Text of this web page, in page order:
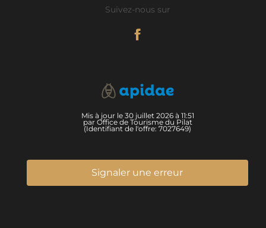
Suivez-nous sur
Mis à jour le 30 juillet 2026 à 11:51
par Office de Tourisme du Pilat
(Identifiant de l'offre: 7027649)
Signaler une erreur